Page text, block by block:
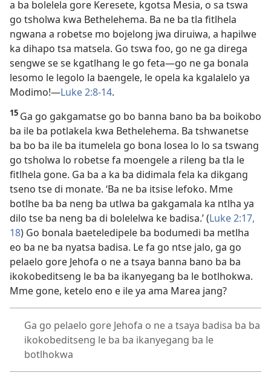
a ba bolelela gore Keresete, kgotsa Mesia, o sa tswa
go tsholwa kwa Bethelehema. Ba ne ba tla fitlhela
ngwana a robetse mo bojelong jwa diruiwa, a hapilwe
ka dihapo tsa matsela. Go tswa foo, go ne ga direga
sengwe se se kgatlhang le go feta—go ne ga bonala
lesomo le legolo la baengele, le opela ka kgalalelo ya
Modimo!—Luke 2:8-14.
15 Ga go gakgamatse go bo banna bano ba ba boikobo
ba ile ba potlakela kwa Bethelehema. Ba tshwanetse
ba bo ba ile ba itumelela go bona losea lo lo sa tswang
go tsholwa lo robetse fa moengele a rileng ba tla le
fitlhela gone. Ga ba a ka ba didimala fela ka dikgang
tseno tse di monate. ‘Ba ne ba itsise lefoko. Mme
botlhe ba ba neng ba utlwa ba gakgamala ka ntlha ya
dilo tse ba neng ba di bolelelwa ke badisa.’ (Luke 2:17,
18) Go bonala baeteledipele ba bodumedi ba metlha
eo ba ne ba nyatsa badisa. Le fa go ntse jalo, ga go
pelaelo gore Jehofa o ne a tsaya banna bano ba ba
ikokobeditseng le ba ba ikanyegang ba le botlhokwa.
Mme gone, ketelo eno e ile ya ama Marea jang?
Ga go pelaelo gore Jehofa o ne a tsaya badisa ba ba
ikokobeditseng le ba ba ikanyegang ba le
botlhokwa